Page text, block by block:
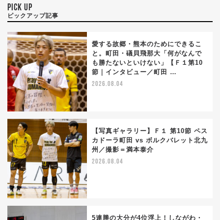
PICK UP
ピックアップ記事
愛する故郷・熊本のためにできるこ
と。町田・礒貝飛那大「何がなんで
も勝たないといけない」【Ｆ１第10
節｜インタビュー／町田 …
2026.08.04
【写真ギャラリー】Ｆ１ 第10節 ペス
カドーラ町田 vs ボルクバレット北九
州／撮影＝満本泰介
2026.08.04
5連勝の大分が4位浮上！しながわ・